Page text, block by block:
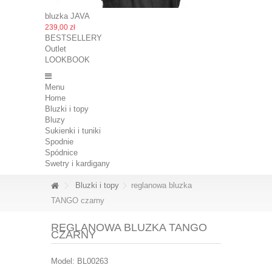
bluzka JAVA
239,00 zł
BESTSELLERY
Outlet
LOOKBOOK
Menu
Home
Bluzki i topy
Bluzy
Sukienki i tuniki
Spodnie
Spódnice
Swetry i kardigany
Bluzki i topy
reglanowa bluzka
TANGO czarny
REGLANOWA BLUZKA TANGO
CZARNY
Model: BL00263